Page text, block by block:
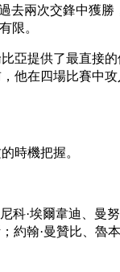
去兩次交鋒中獲勝
限。
亞提供了最直接
在四場比賽中攻
時機把握。
科·埃爾韋迪、曼
約翰·曼贊比、魯